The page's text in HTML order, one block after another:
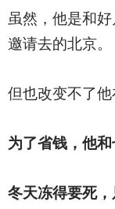
虽然，他是和
邀请去的北京。
但也改变不了他
为了省钱，他和
冬天冻得要死